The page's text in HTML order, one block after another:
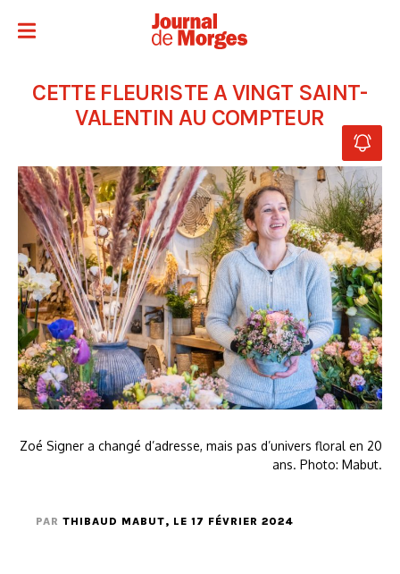
CETTE FLEURISTE A VINGT SAINT-
VALENTIN AU COMPTEUR
Zoé Signer a changé d’adresse, mais pas d’univers floral en 20
ans. Photo: Mabut.
PAR THIBAUD MABUT, LE 17 FÉVRIER 2024